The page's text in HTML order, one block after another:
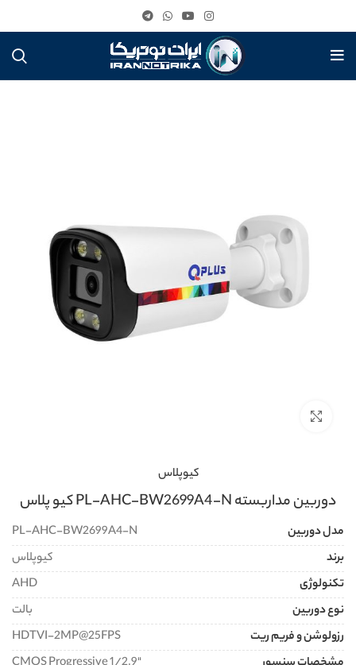
کیوپلاس
دوربین مداربسته PL-AHC-BW2699A4-N کیو پلاس
مدل دوربین
PL-AHC-BW2699A4-N
برند
کیوپلاس
تکنولوژی
AHD
نوع دوربین
بالت
رزولوشن و فریم ریت
HDTVI-2MP@25FPS